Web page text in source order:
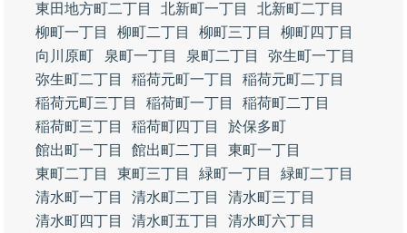
東田地方町二丁目
北新町一丁目
北新町二丁目
柳町一丁目
柳町二丁目 柳町三丁目
柳町四丁目
向川原町
泉町一丁目 泉町二丁目
弥生町一丁目
弥生町二丁目
稲荷元町一丁目
稲荷元町二丁目
稲荷元町三丁目
稲荷町一丁目
稲荷町二丁目
稲荷町三丁目
稲荷町四丁目
於保多町
館出町一丁目
館出町二丁目
東町一丁目
東町二丁目
東町三丁目 緑町一丁目
緑町二丁目
清水町一丁目
清水町二丁目
清水町三丁目
清水町四丁目
清水町五丁目
清水町六丁目